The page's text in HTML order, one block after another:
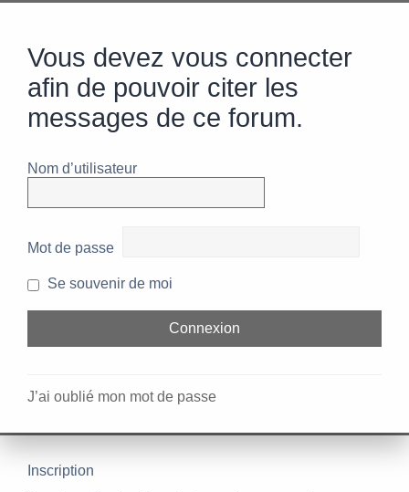
Vous devez vous connecter
afin de pouvoir citer les
messages de ce forum.
Nom d’utilisateur
Mot de passe
Se souvenir de moi
J’ai oublié mon mot de passe
Inscription